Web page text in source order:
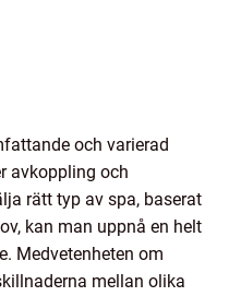
och varierad
avkoppling och
rätt typ av spa, baserat
kan man uppnå en helt
Medvetenheten om
mellan olika